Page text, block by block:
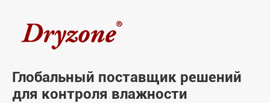
Глобальный поставщик решений
для контроля влажности